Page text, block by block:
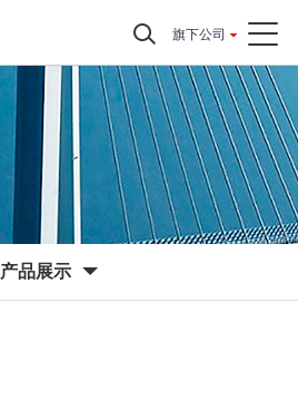
旗下公司
产品展示